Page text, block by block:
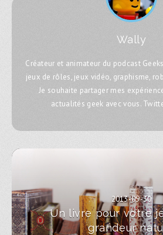
Wally
Créateur et animateur du podcast
jeux de rôles, jeux vidéo, graphisme,
Je souhaite partager mes
actualités geek avec vous.
2013-09-30
Un livre pour votre
grandeur